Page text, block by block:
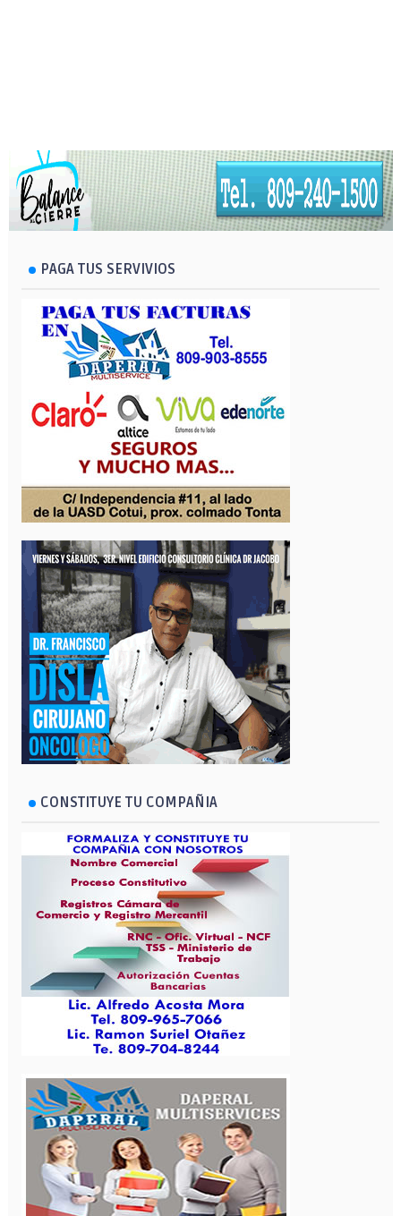
PAGA TUS SERVIVIOS
CONSTITUYE TU COMPAÑIA